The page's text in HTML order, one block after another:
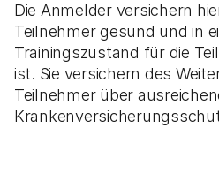
Die Anmelder versichern
Teilnehmer gesund und in
Trainingszustand für die
ist. Sie versichern des
Teilnehmer über